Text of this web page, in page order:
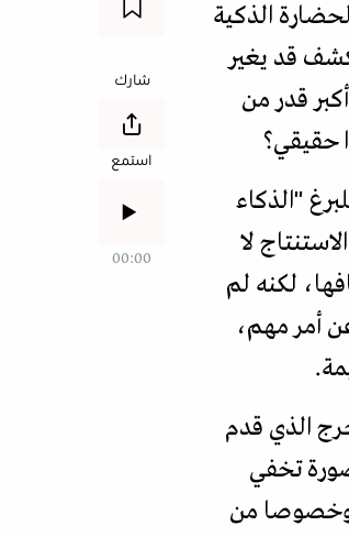
الذكية
قد يغير
قدر من
حقيقي؟
"الذكاء
لا
لكنه لم
أمر مهم،
الذي قدم
تخفي
وخصوصا من
شارك
استمع
00:00